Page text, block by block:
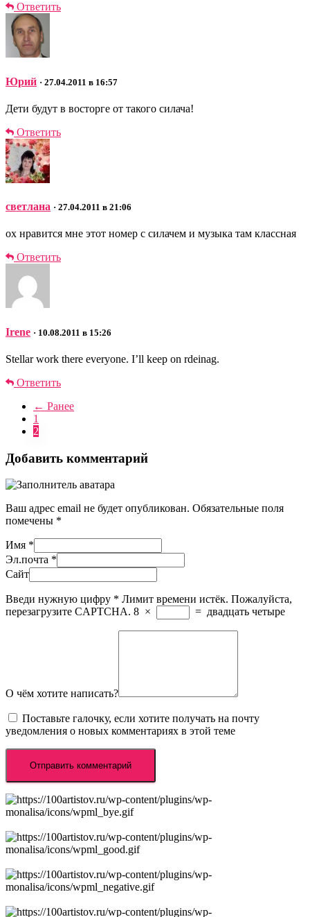
Ответить
Юрий · 27.04.2011 в 16:57
Дети будут в восторге от такого силача!
Ответить
светлана · 27.04.2011 в 21:06
ох нравится мне этот номер с силачем и музыка там классная
Ответить
Irene · 10.08.2011 в 15:26
Stellar work there everyone. I’ll keep on rdeinag.
Ответить
← Ранее
1
2
Добавить комментарий
Ваш адрес email не будет опубликован. Обязательные поля
помечены *
Имя *
Эл.почта *
Сайт
Введи нужную цифру * Лимит времени истёк. Пожалуйста,
перезагрузите CAPTCHA. 8 × = двадцать четыре
О чём хотите написать?
Поставьте галочку, если хотите получать на почту
уведомления о новых комментариях в этой теме